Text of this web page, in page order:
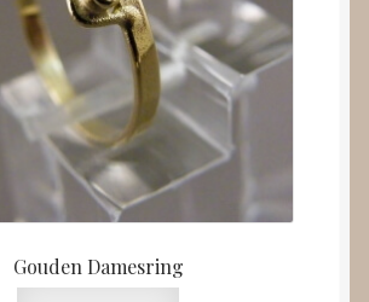
Gouden Damesring